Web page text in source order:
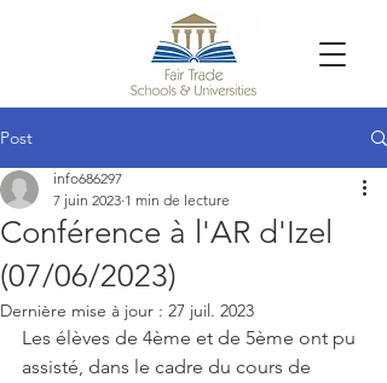
Post
Conférence à l'AR d'Izel
(07/06/2023)
info686297
7 juin 2023 1 min de lecture
Dernière mise à jour : 27 juil. 2023
Les élèves de 4ème et de 5ème ont pu
assisté, dans le cadre du cours de